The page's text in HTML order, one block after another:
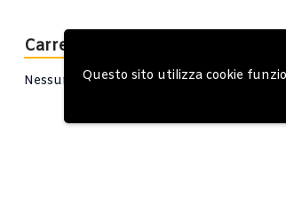
Questo sito utilizza cookie
Carrello
Nessun prodotto nel carrello.